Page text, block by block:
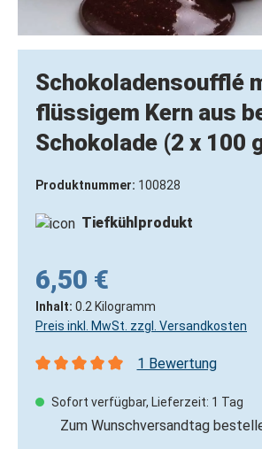
Schokoladensoufflé
flüssigem Kern aus
Schokolade (2 x 100
Produktnummer: 100828
Tiefkühlprodukt
6,50 €
Inhalt: 0.2 Kilogramm
Preis inkl. MwSt. zzgl. Versandkosten
1 Bewertung
Sofort verfügbar, Lieferzeit: 1 Tag
Zum Wunschversandtag